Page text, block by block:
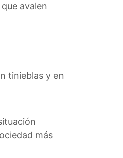
avalen
tinieblas y en
más